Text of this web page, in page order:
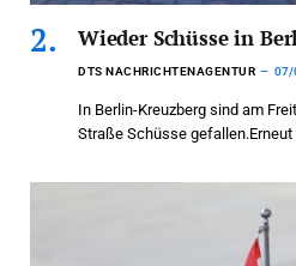
Wieder Schüsse in
DTS NACHRICHTENAGENTUR 07/
In Berlin-Kreuzberg sind am
Straße Schüsse gefallen.Erneut